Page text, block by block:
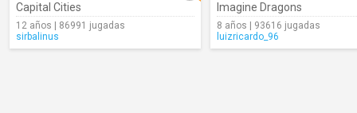
Capital Cities
12 años | 86991 jugadas
sirbalinus
Imagine Dragons
8 años | 93616 jugadas
luizricardo_96